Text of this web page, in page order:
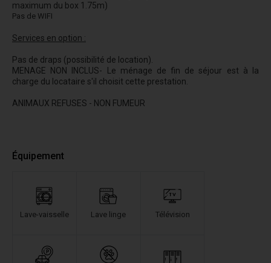
maximum du box 1.75m)
Pas de WIFI
Services en option :
Pas de draps (possibilité de location).
MENAGE NON INCLUS- Le ménage de fin de séjour est à la
charge du locataire s'il choisit cette prestation.
ANIMAUX REFUSES - NON FUMEUR
Équipement
Lave-vaisselle Lave linge Télévision